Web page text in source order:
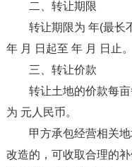
二、转让期限
转让期限为 年(最长
年 月 日起至 年 月 日止。
三、转让价款
转让土地的价款每
为 元人民币。
甲方承包经营相关
改造的，可收取合理的